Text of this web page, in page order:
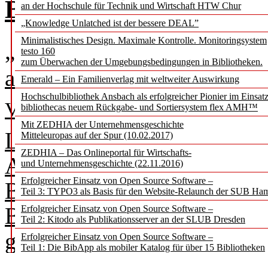
an der Hochschule für Technik und Wirtschaft HTW Chur
„Knowledge Unlatched ist der bessere DEAL”
Minimalistisches Design. Maximale Kontrolle. Monitoringsystem
testo 160
zum Überwachen der Umgebungsbedingungen in Bibliotheken.
Emerald – Ein Familienverlag mit weltweiter Auswirkung
Hochschulbibliothek Ansbach als erfolgreicher Pionier im
bibliothecas neuem Rückgabe- und Sortiersystem flex AMH™
Mit ZEDHIA der Unternehmensgeschichte
Mitteleuropas auf der Spur (10.02.2017)
ZEDHIA – Das Onlineportal für Wirtschafts-
und Unternehmensgeschichte (22.11.2016)
Erfolgreicher Einsatz von Open Source Software –
Teil 3: TYPO3 als Basis für den Website-Relaunch der SUB
Erfolgreicher Einsatz von Open Source Software –
Teil 2: Kitodo als Publikationsserver an der SLUB Dresden
Erfolgreicher Einsatz von Open Source Software –
Teil 1: Die BibApp als mobiler Katalog für über 15 Bibliotheken
Bauchgefühl sucht
„Lesemotive”, die neue
antwortet
Vera Münch
Leichtlesen, Entspannen,
Auseinandersetzen und
Beweggründe, warum ein
Buch entscheidet und,
glücklich damit ist. Das